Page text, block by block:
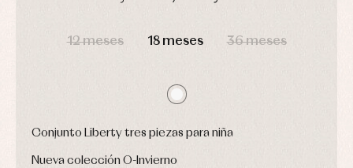
12 meses 18 meses 36 meses
Conjunto Liberty tres piezas para niña
Nueva colección O-Invierno
bodys,
jersey
de
Ropa